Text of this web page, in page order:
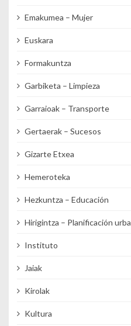
Emakumea – Mujer
Euskara
Formakuntza
Garbiketa – Limpieza
Garraioak – Transporte
Gertaerak – Sucesos
Gizarte Etxea
Hemeroteka
Hezkuntza – Educación
Hirigintza – Planificación
Instituto
Jaiak
Kirolak
Kultura